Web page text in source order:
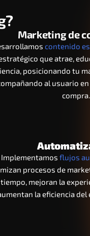
Marketing de
contenido
que atrae,
posicionando tu
al usuario
compra.
Implementamos flujos
procesos de
tiempo, mejoran la
la eficiencia del